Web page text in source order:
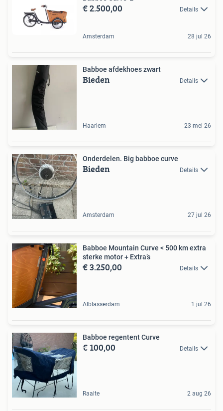
€ 2.500,00 Details
Amsterdam 28 jul 26
Babboe afdekhoes zwart
Bieden Details
Haarlem 23 mei 26
Onderdelen. Big babboe curve
Bieden Details
Amsterdam 27 jul 26
Babboe Mountain Curve < 500 km extra
sterke motor + Extra’s
€ 3.250,00 Details
Alblasserdam 1 jul 26
Babboe regentent Curve
€ 100,00 Details
Raalte 2 aug 26